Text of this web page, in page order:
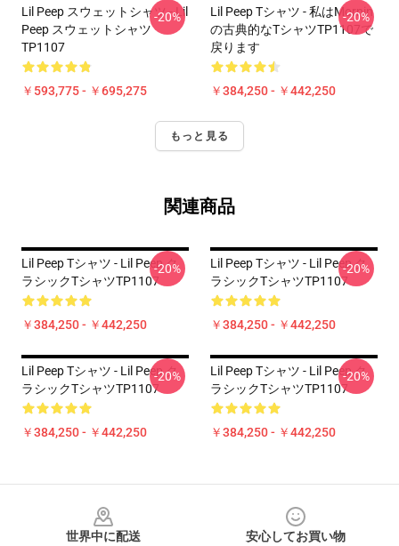
Lil Peep スウェットシャツ - Lil
Peep スウェットシャツ
TP1107
￥593,775 - ￥695,275
-20%
Lil Peep Tシャツ - 私はMornin
の古典的なTシャツTP1107で
戻ります
￥384,250 - ￥442,250
-20%
もっと見る
関連商品
Lil Peep Tシャツ - Lil Peep ク
ラシックTシャツTP1107
￥384,250 - ￥442,250
-20%
Lil Peep Tシャツ - Lil Peep ク
ラシックTシャツTP1107
￥384,250 - ￥442,250
-20%
Lil Peep Tシャツ - Lil Peep ク
ラシックTシャツTP1107
￥384,250 - ￥442,250
-20%
Lil Peep Tシャツ - Lil Peep ク
ラシックTシャツTP1107
￥384,250 - ￥442,250
-20%
世界中に配送
安心してお買い物